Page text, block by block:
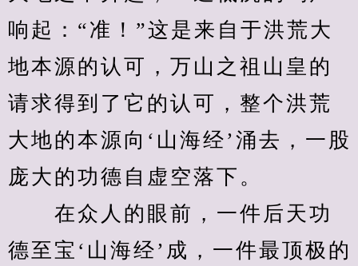
响起：“准！”这是来自于洪荒大
地本源的认可，万山之祖山皇的
请求得到了它的认可，整个洪荒
大地的本源向‘山海经’涌去，一股
庞大的功德自虚空落下。
在众人的眼前，一件后天功
德至宝‘山海经’成，一件最顶极的